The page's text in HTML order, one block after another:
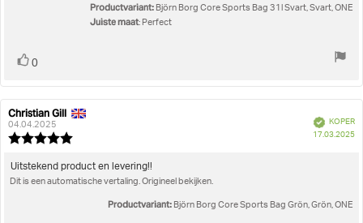
Productvariant: Björn Borg Core Sports Bag 31l Svart, Svart, ONE
Juiste maat: Perfect
Stem
0
Auteur
van
deze
beoordeling:
Christian Gill
04.04.2025
uit
Geverifieerd
KOPER
17.03.2025
Beoordelingstekst:
Uitstekend product en levering!!
Dit is een automatische vertaling. Origineel bekijken.
Productvariant: Björn Borg Core Sports Bag Grön, Grön, ONE